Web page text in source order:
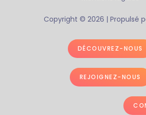
Copyright © 2026 | Propulsé
DÉCOUVREZ-NOUS
REJOIGNEZ-NOUS